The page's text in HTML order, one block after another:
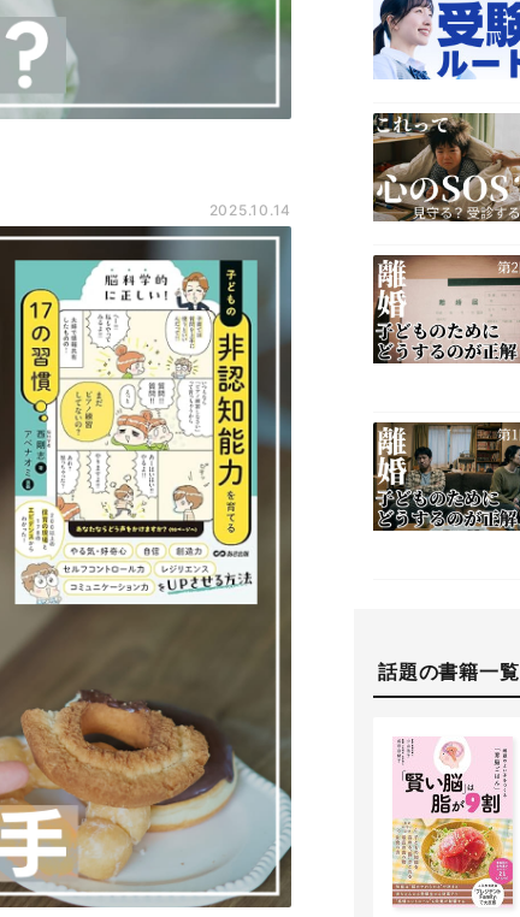
2025.10.14
話題の書籍一覧